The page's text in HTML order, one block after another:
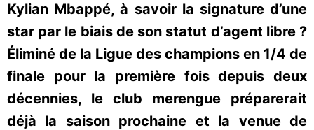
Kylian Mbappé, à savoir la signature d’une
star par le biais de son statut d’agent libre ?
Éliminé de la Ligue des champions en 1/4 de
finale pour la première fois depuis deux
décennies, le club merengue préparerait
déjà la saison prochaine et la venue de